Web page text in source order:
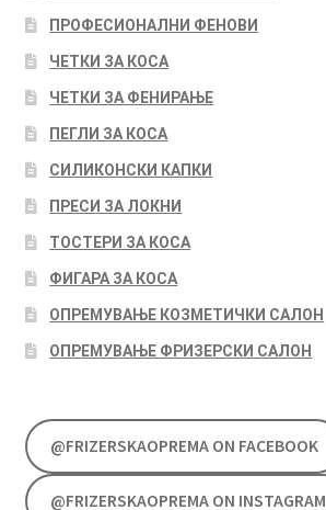
ПРОФЕСИОНАЛНИ ФЕНОВИ
ЧЕТКИ ЗА КОСА
ЧЕТКИ ЗА ФЕНИРАЊЕ
ПЕГЛИ ЗА КОСА
СИЛИКОНСКИ КАПКИ
ПРЕСИ ЗА ЛОКНИ
ТОСТЕРИ ЗА КОСА
ФИГАРА ЗА КОСА
ОПРЕМУВАЊЕ КОЗМЕТИЧКИ САЛОН
ОПРЕМУВАЊЕ ФРИЗЕРСКИ САЛОН
@FRIZERSKAOPREMA ON FACEBOOK
@FRIZERSKAOPREMA ON INSTAGRAM